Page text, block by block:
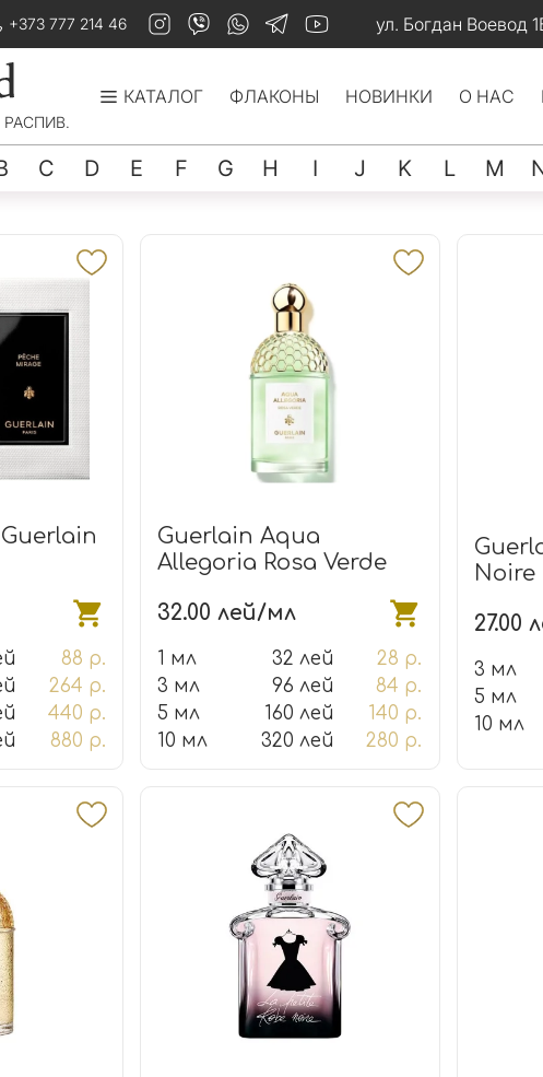
+373 777 214 46 ул. Богдан Воевод
КАТАЛОГ ФЛАКОНЫ НОВИНКИ О НАС
C D E F G H I J K L M
88 р.
264 р.
440 р.
880 р.
Guerlain Aqua
Allegoria Rosa Verde
32.00 лей/мл
1 мл 32 лей
28 р.
3 мл
96 лей
84 р.
5 мл
160 лей
140 р.
10 мл
320 лей 280 р.
Noire
27.00
3 мл
5 мл
10 мл